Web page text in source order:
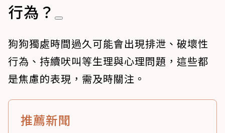
行為？
狗狗獨處時間過久可能會出現排泄、破壞性
行為、持續吠叫等生理與心理問題，這些都
是焦慮的表現，需及時關注。
推薦新聞